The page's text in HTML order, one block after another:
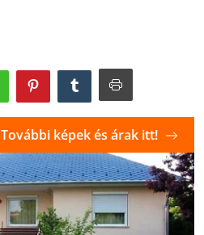
További képek és árak itt!